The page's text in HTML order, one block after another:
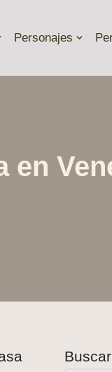
Personajes
en
Buscar